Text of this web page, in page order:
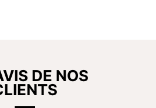
DE NOS